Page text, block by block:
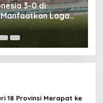
3-0 di
Laga
18 Provinsi Merapat ke